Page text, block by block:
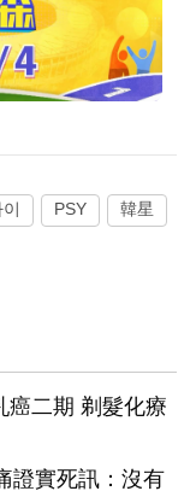
PSY 韓星
癌二期 剃髮化療
證實死訊：沒有